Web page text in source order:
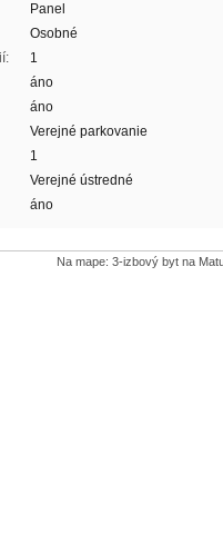
Panel
Osobné
1
áno
áno
Verejné parkovanie
1
Verejné ústredné
áno
Na mape: 3-izbový byt na